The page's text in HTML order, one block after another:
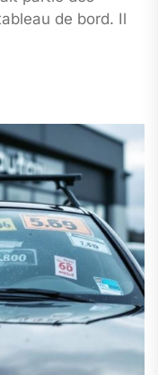
de bord. Il